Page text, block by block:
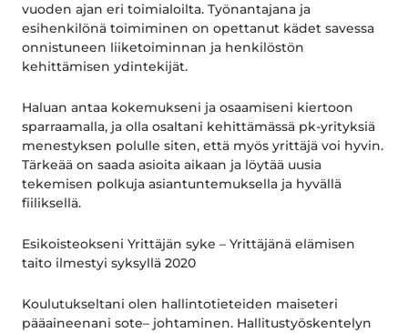
vuoden ajan eri toimialoilta. Työnantajana ja
esihenkilönä toimiminen on opettanut kädet savessa
onnistuneen liiketoiminnan ja henkilöstön
kehittämisen ydintekijät.
Haluan antaa kokemukseni ja osaamiseni kiertoon
sparraamalla, ja olla osaltani kehittämässä pk-yrityksiä
menestyksen polulle siten, että myös yrittäjä voi hyvin.
Tärkeää on saada asioita aikaan ja löytää uusia
tekemisen polkuja asiantuntemuksella ja hyvällä
fiiliksellä.
Esikoisteokseni Yrittäjän syke – Yrittäjänä elämisen
taito ilmestyi syksyllä 2020
Koulutukseltani olen hallintotieteiden maiseteri
pääaineenani sote– johtaminen. Hallitustyöskentelyn